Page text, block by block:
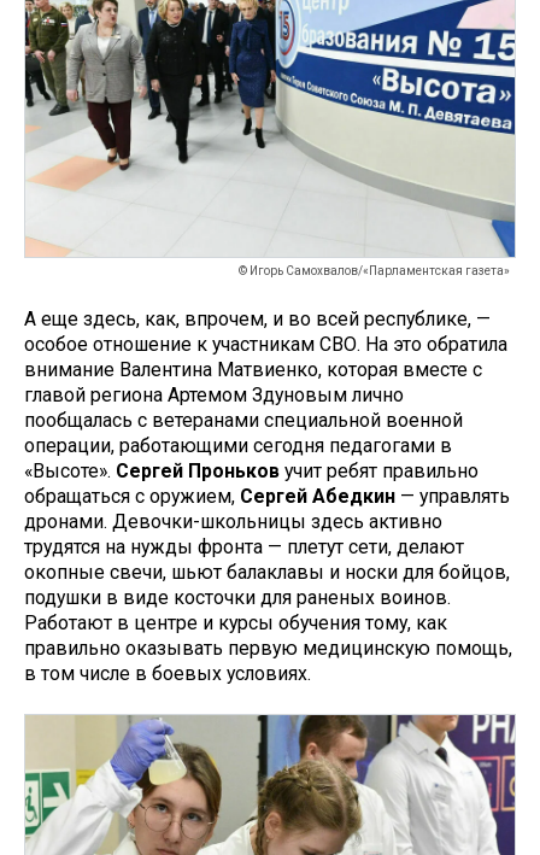
© Игорь Самохвалов/«Парламентская газета»
А еще здесь, как, впрочем, и во всей республике, —
особое отношение к участникам СВО. На это обратила
внимание Валентина Матвиенко, которая вместе с
главой региона Артемом Здуновым лично
пообщалась с ветеранами специальной военной
операции, работающими сегодня педагогами в
«Высоте». Сергей Проньков учит ребят правильно
обращаться с оружием, Сергей Абедкин — управлять
дронами. Девочки-школьницы здесь активно
трудятся на нужды фронта — плетут сети, делают
окопные свечи, шьют балаклавы и носки для бойцов,
подушки в виде косточки для раненых воинов.
Работают в центре и курсы обучения тому, как
правильно оказывать первую медицинскую помощь,
в том числе в боевых условиях.